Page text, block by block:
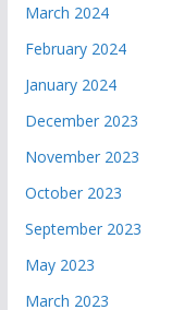
March 2024
February 2024
January 2024
December 2023
November 2023
October 2023
September 2023
May 2023
March 2023